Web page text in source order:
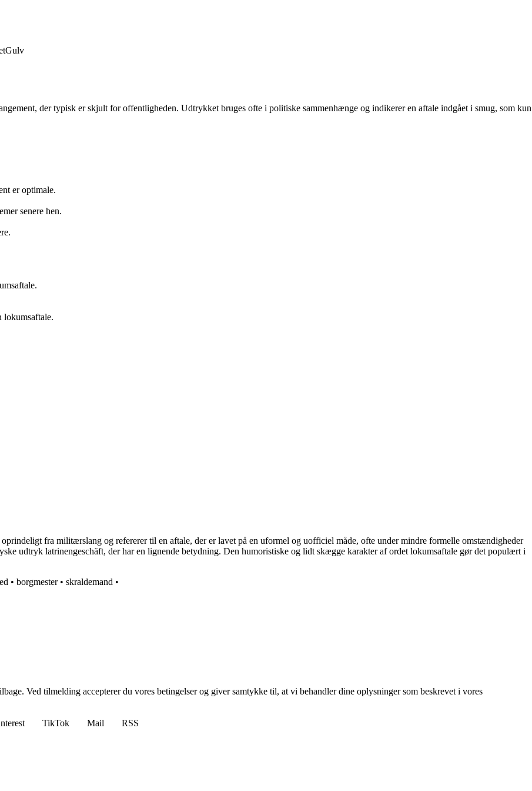
Gulv
der typisk er skjult for offentligheden. Udtrykket bruges ofte i politiske sammenhænge og indikerer en aftale indgået i smug, som kun
er optimale.
senere hen.
lokumsaftale.
fra militærslang og refererer til en aftale, der er lavet på en uformel og uofficiel måde, ofte under mindre formelle omstændigheder
udtryk latrinengeschäft, der har en lignende betydning. Den humoristiske og lidt skægge karakter af ordet lokumsaftale gør det populært i
• borgmester• skraldemand •
Ved tilmelding accepterer du vores betingelser og giver samtykke til, at vi behandler dine oplysninger som beskrevet i vores
TikTok Mail
RSS